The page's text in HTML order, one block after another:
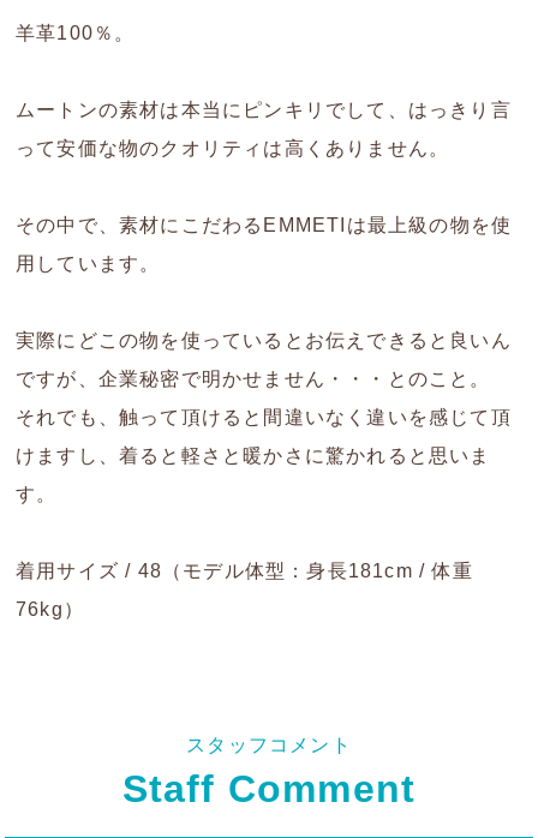
羊革100％。
ムートンの素材は本当にピンキリでして、はっきり言
って安価な物のクオリティは高くありません。
その中で、素材にこだわるEMMETIは最上級の物を使
用しています。
実際にどこの物を使っているとお伝えできると良いん
ですが、企業秘密で明かせません・・・とのこと。
それでも、触って頂けると間違いなく違いを感じて頂
けますし、着ると軽さと暖かさに驚かれると思いま
す。
着用サイズ / 48（モデル体型：身長181cm / 体重
76kg）
スタッフコメント
Staff Comment